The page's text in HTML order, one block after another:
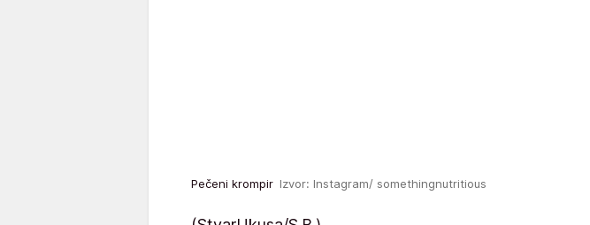
Pečeni krompir Izvor: Instagram/ somethingnutritious